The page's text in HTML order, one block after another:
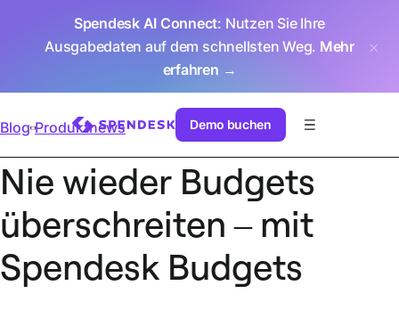
Spendesk AI Connect: Nutzen Sie Ihre
Ausgabedaten auf dem schnellsten Weg. Mehr
erfahren →
Demo buchen
Blog Produktnews
Nie wieder Budgets
überschreiten – mit
Spendesk Budgets